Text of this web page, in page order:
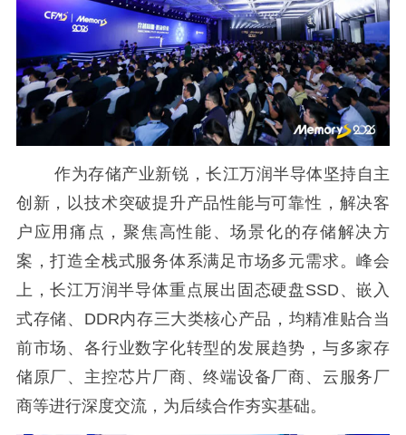
作为存储产业新锐，长江万润半导体坚持自主
创新，以技术突破提升产品性能与可靠性，解决客
户应用痛点，聚焦高性能、场景化的存储解决方
案，打造全栈式服务体系满足市场多元需求。峰会
上，长江万润半导体重点展出固态硬盘SSD、嵌入
式存储、DDR内存三大类核心产品，均精准贴合当
前市场、各行业数字化转型的发展趋势，与多家存
储原厂、主控芯片厂商、终端设备厂商、云服务厂
商等进行深度交流，为后续合作夯实基础。